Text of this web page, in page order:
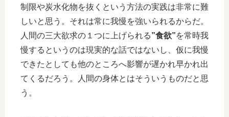
制限や炭水化物を抜くという方法の実践は非常に難
しいと思う。それは常に我慢を強いられるからだ。
人間の三大欲求の１つに上げられる”食欲”を常時我
慢するというのは現実的な話ではないし、仮に我慢
できたとしても他のところへ影響が遅かれ早かれ出
てくるだろう。人間の身体とはそういうものだと思
う。